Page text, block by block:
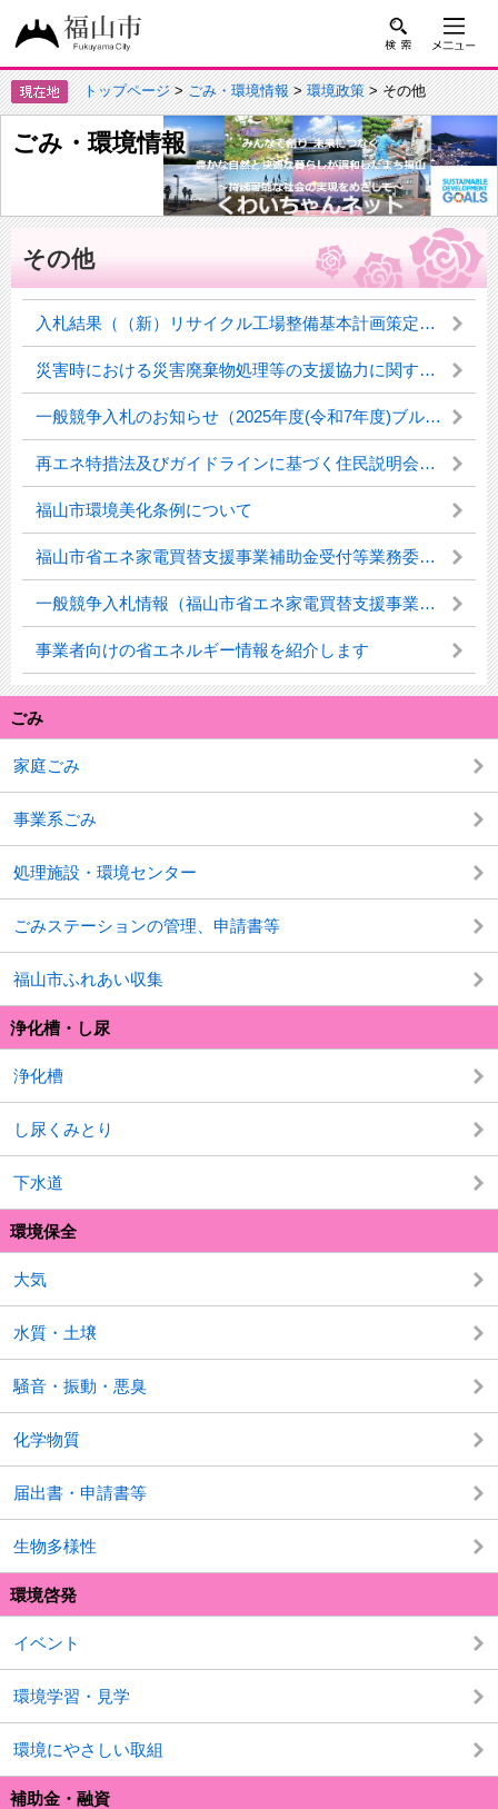
トップページ>ごみ・環境情報>環境政策> その他
ごみ・環境情報
ごみ
家庭ごみ
事業系ごみ
処理施設・環境センター
ごみステーションの管理、申請書等
福山市ふれあい収集
浄化槽・し尿
浄化槽
し尿くみとり
下水道
環境保全
大気
水質・土壌
騒音・振動・悪臭
化学物質
届出書・申請書等
生物多様性
環境啓発
イベント
環境学習・見学
環境にやさしい取組
補助金・融資
その他
入札結果（（新）リサイクル工場整備基本計画策定等業務委託）
災害時における災害廃棄物処理等の支援協力に関する協定を締結しました
一般競争入札のお知らせ（2025年度(令和7年度)ブルーカーボン活用調査研究業務）
再エネ特措法及びガイドラインに基づく住民説明会について
福山市環境美化条例について
福山市省エネ家電買替支援事業補助金受付等業務委託 質問書への回答について
一般競争入札情報（福山市省エネ家電買替支援事業補助金受付等業務委託）（環境総務課）
事業者向けの省エネルギー情報を紹介します